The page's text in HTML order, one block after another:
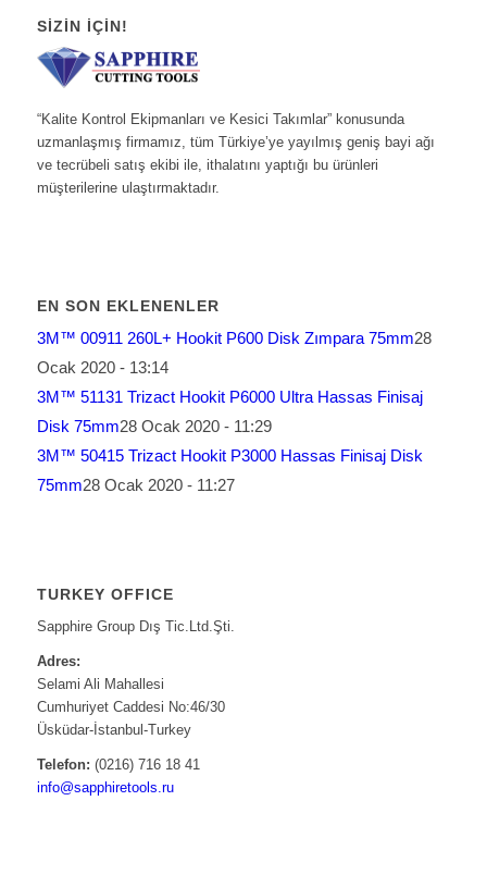
SIZIN İÇIN!
“Kalite Kontrol Ekipmanları ve Kesici Takımlar” konusunda
uzmanlaşmış firmamız, tüm Türkiye’ye yayılmış geniş bayi ağı
ve tecrübeli satış ekibi ile, ithalatını yaptığı bu ürünleri
müşterilerine ulaştırmaktadır.
EN SON EKLENENLER
3M™ 00911 260L+ Hookit P600 Disk Zımpara 75mm28
Ocak 2020 - 13:14
3M™ 51131 Trizact Hookit P6000 Ultra Hassas Finisaj
Disk 75mm28 Ocak 2020 - 11:29
3M™ 50415 Trizact Hookit P3000 Hassas Finisaj Disk
75mm28 Ocak 2020 - 11:27
TURKEY OFFICE
Sapphire Group Dış Tic.Ltd.Şti.
Adres:
Selami Ali Mahallesi
Cumhuriyet Caddesi No:46/30
Üsküdar-İstanbul-Turkey
Telefon: (0216) 716 18 41
info@sapphiretools.ru